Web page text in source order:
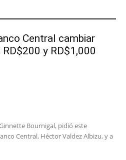
Central cambiar
y RD$1,000
Bournigal, pidió este
Central, Héctor Valdez Albizu, y a